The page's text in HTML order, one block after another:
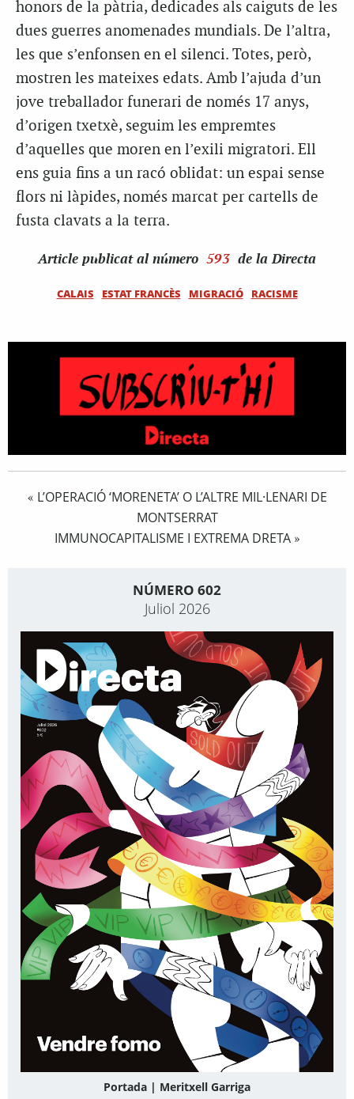
honors de la pàtria, dedicades als caiguts de les
dues guerres anomenades mundials. De l’altra,
les que s’enfonsen en el silenci. Totes, però,
mostren les mateixes edats. Amb l’ajuda d’un
jove treballador funerari de només 17 anys,
d’origen txetxè, seguim les empremtes
d’aquelles que moren en l’exili migratori. Ell
ens guia fins a un racó oblidat: un espai sense
flors ni làpides, només marcat per cartells de
fusta clavats a la terra.
Article publicat al número 593 de la Directa
CALAIS ESTAT FRANCÈS MIGRACIÓ RACISME
« L’OPERACIÓ ‘MORENETA’ O L’ALTRE MIL·LENARI DE
MONTSERRAT
IMMUNOCAPITALISME I EXTREMA DRETA»
NÚMERO 602
Juliol 2026
Portada | Meritxell Garriga